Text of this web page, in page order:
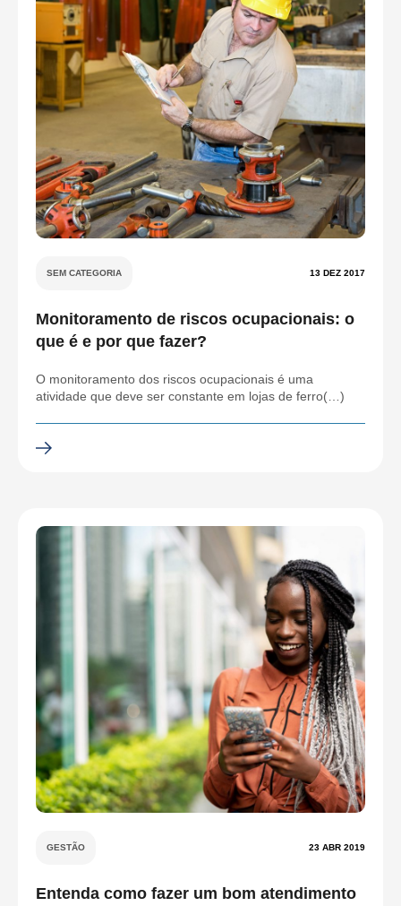
SEM CATEGORIA 13 DEZ 2017
Monitoramento de riscos ocupacionais: o
que é e por que fazer?
O monitoramento dos riscos ocupacionais é uma
atividade que deve ser constante em lojas de ferro(…)
GESTÃO 23 ABR 2019
Entenda como fazer um bom atendimento